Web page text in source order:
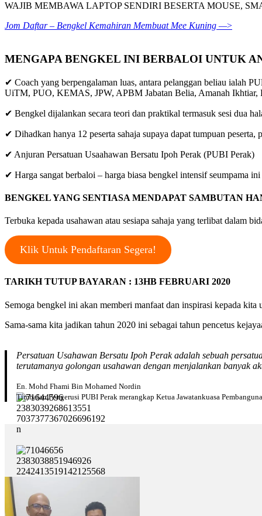
WAJIB MEMBAWA LAPTOP SENDIRI BESERTA MOUSE,
Jom Daftar – Bengkel Kemahiran Membuat Mee Kuning —>
MENGAPA BENGKEL INI BERBALOI UNTUK
✔ Coach yang berpengalaman luas, antara pelanggan beliau ialah
UiTM, PUO, KEMAS, JPW, APBM Jabatan Belia, Amanah Ikhtiar,
✔ Bengkel dijalankan secara teori dan praktikal termasuk sesi dua
✔ Dihadkan hanya 12 peserta sahaja supaya dapat tumpuan peserta,
✔ Anjuran Persatuan Usaahawan Bersatu Ipoh Perak (PUBI Perak)
✔ Harga sangat berbaloi – harga biasa bengkel intensif seumpama
BENGKEL YANG SENTIASA MENDAPAT SAMBUTAN
Terbuka kepada usahawan atau sesiapa sahaja yang terlibat dalam
Klik Untuk Pendaftaran Segera!
TARIKH TUTUP BAYARAN : 13HB FEBRUARI 2020
Semoga bengkel ini akan memberi manfaat dan inspirasi kepada
Sama-sama kita jadikan tahun 2020 ini sebagai tahun pencetus
Persatuan Usahawan Bersatu Ipoh Perak adalah sebuah
terutamanya golongan usahawan dengan menjalankan banyak
En. Mohd Fhami Bin Mohamed Nordin
Timbalan Pengerusi PUBI Perak merangkap Ketua Jawatankuasa